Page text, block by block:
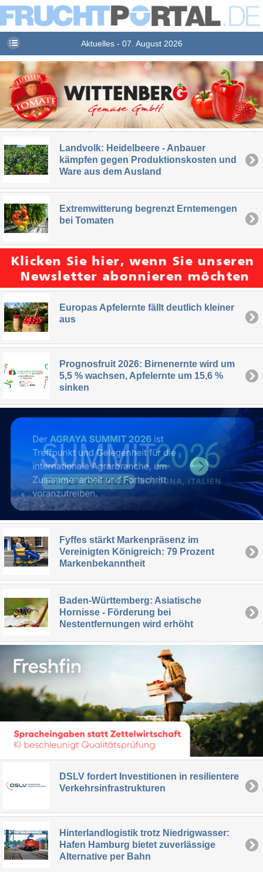
Aktuelles - 07. August 2026
Landvolk: Heidelbeere - Anbauer
kämpfen gegen Produktionskosten und
Ware aus dem Ausland
Extremwitterung begrenzt Erntemengen
bei Tomaten
Europas Apfelernte fällt deutlich kleiner
aus
Prognosfruit 2026: Birnenernte wird um
5,5 % wachsen, Apfelernte um 15,6 %
sinken
Fyffes stärkt Markenpräsenz im
Vereinigten Königreich: 79 Prozent
Markenbekanntheit
Baden-Württemberg: Asiatische
Hornisse - Förderung bei
Nestentfernungen wird erhöht
DSLV fordert Investitionen in resilientere
Verkehrsinfrastrukturen
Hinterlandlogistik trotz Niedrigwasser:
Hafen Hamburg bietet zuverlässige
Alternative per Bahn